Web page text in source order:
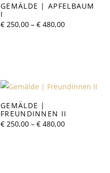
GEMÄLDE | APFELBAUM
I
€ 250,00 –€ 480,00Preisspanne:
GEMÄLDE |
FREUNDINNEN II
€ 250,00 –€ 480,00Preisspanne: